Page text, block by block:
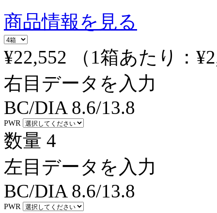
商品情報を見る
¥22,552
（1箱あたり：
右目データを入力
BC/DIA 8.6/13.8
PWR
数量 4
左目データを入力
BC/DIA 8.6/13.8
PWR